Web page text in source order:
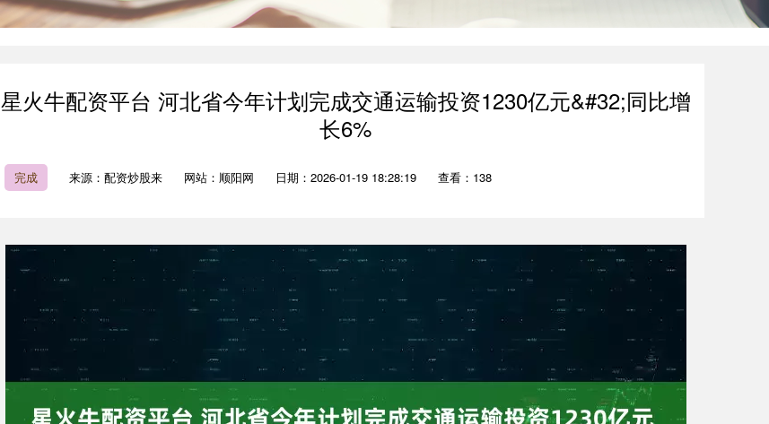
星火牛配资平台 河北省今年计划完成交通运输投资1230亿元&#32;同比增
长6%
完成 来源：配资炒股来 网站：顺阳网 日期：2026-01-19 18:28:19 查看：138